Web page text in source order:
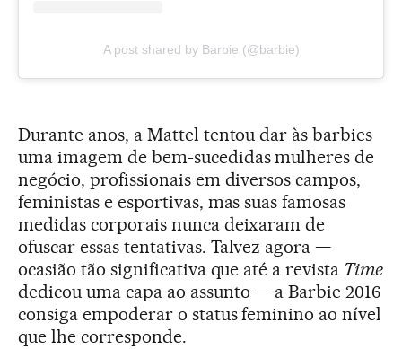
A post shared by Barbie (@barbie)
Durante anos, a Mattel tentou dar às barbies
uma imagem de bem-sucedidas mulheres de
negócio, profissionais em diversos campos,
feministas e esportivas, mas suas famosas
medidas corporais nunca deixaram de
ofuscar essas tentativas. Talvez agora —
ocasião tão significativa que até a revista Time
dedicou uma capa ao assunto — a Barbie 2016
consiga empoderar o status feminino ao nível
que lhe corresponde.